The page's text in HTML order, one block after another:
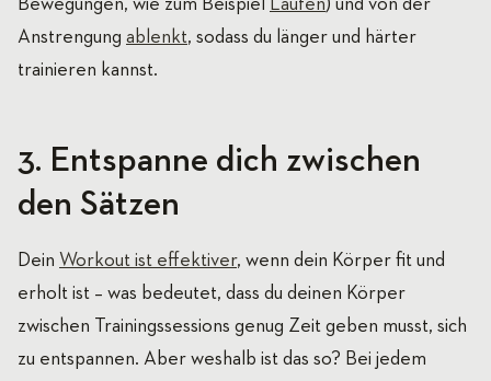
Bewegungen, wie zum Beispiel
Laufen) und von der
Anstrengung ablenkt, sodass du länger und härter
trainieren kannst.
3. Entspanne dich zwischen
den Sätzen
Dein Workout ist effektiver, wenn dein Körper fit und
erholt ist – was bedeutet, dass du deinen Körper
zwischen Trainingssessions genug Zeit geben musst, sich
zu entspannen. Aber weshalb ist das so? Bei jedem